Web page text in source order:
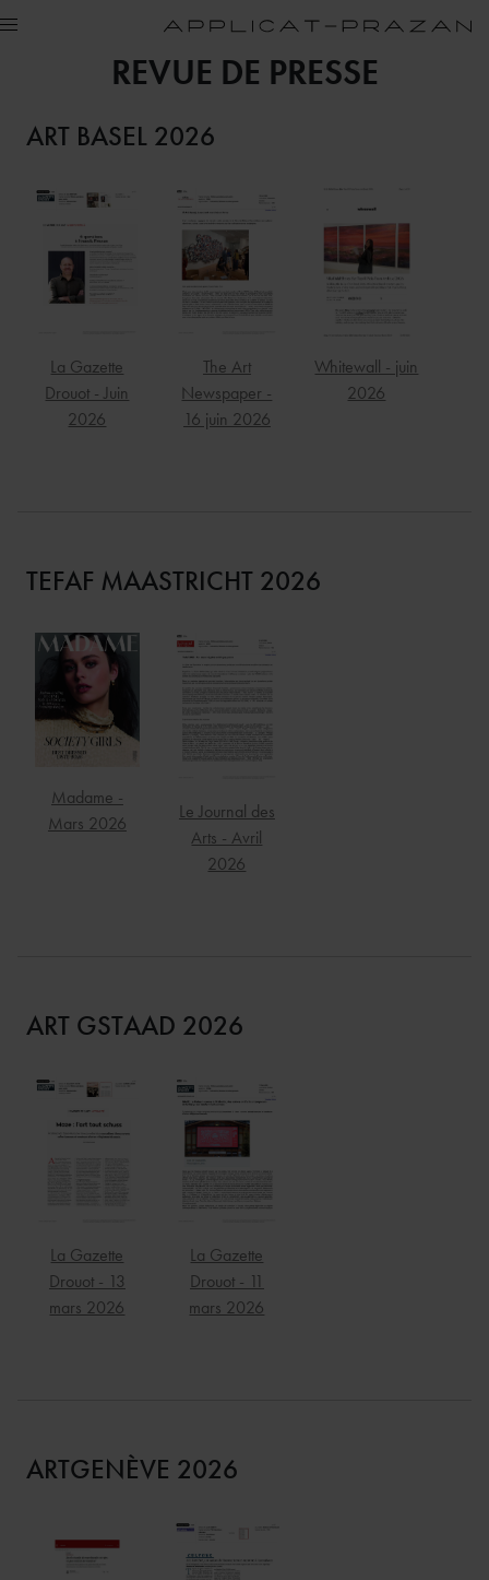
REVUE DE PRESSE
ART BASEL 2026
La Gazette
Drouot - Juin
2026
The Art
Newspaper -
16 juin 2026
Whitewall - juin
2026
TEFAF MAASTRICHT 2026
Madame -
Mars 2026
Le Journal des
Arts - Avril
2026
ART GSTAAD 2026
La Gazette
Drouot - 13
mars 2026
La Gazette
Drouot - 11
mars 2026
ARTGENÈVE 2026